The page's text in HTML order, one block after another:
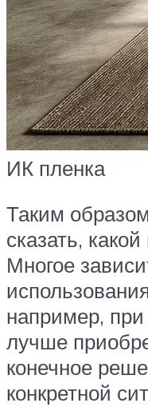
ИК пленка
Таким
сказать,
Многое
например, при
лучше
конечное
конкретной